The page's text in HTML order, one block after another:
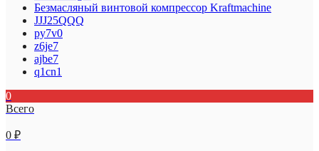
Безмасляный винтовой компрессор Kraftmaсhine
JJJ25QQQ
py7v0
z6je7
ajbe7
q1cn1
0
Всего
0 ₽